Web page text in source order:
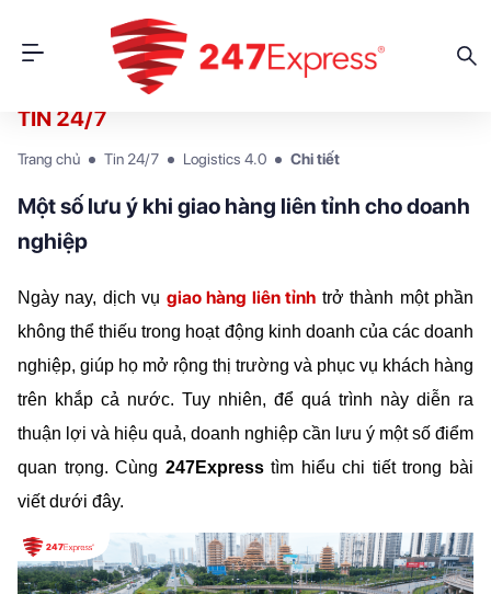
TIN 24/7
Trang chủ Tin 24/7 Logistics 4.0 Chi tiết
Một số lưu ý khi giao hàng liên tỉnh cho doanh
nghiệp
Ngày nay, dịch vụ giao hàng liên tỉnh trở thành một phần
không thể thiếu trong hoạt động kinh doanh của các doanh
nghiệp, giúp họ mở rộng thị trường và phục vụ khách hàng
trên khắp cả nước. Tuy nhiên, để quá trình này diễn ra
thuận lợi và hiệu quả, doanh nghiệp cần lưu ý một số điểm
quan trọng. Cùng 247Express tìm hiểu chi tiết trong bài
viết dưới đây.